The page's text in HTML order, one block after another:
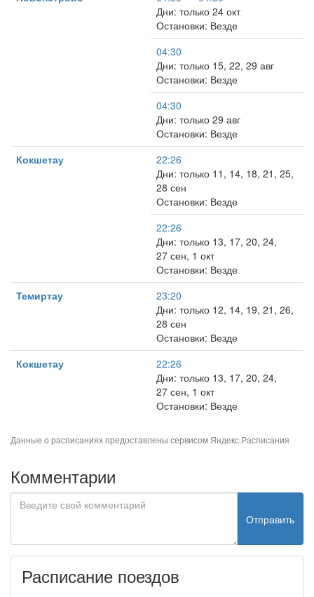
Дни: только 24 окт
Остановки: Везде
04:30
Дни: только 15, 22, 29 авг
Остановки: Везде
04:30
Дни: только 29 авг
Остановки: Везде
Кокшетау
22:26
Дни: только 11, 14, 18, 21, 25,
28 сен
Остановки: Везде
22:26
Дни: только 13, 17, 20, 24,
27 сен, 1 окт
Остановки: Везде
Темиртау
23:20
Дни: только 12, 14, 19, 21, 26,
28 сен
Остановки: Везде
Кокшетау
22:26
Дни: только 13, 17, 20, 24,
27 сен, 1 окт
Остановки: Везде
Данные о расписаниях предоставлены сервисом Яндекс.Расписания
Комментарии
Отправить
Расписание поездов